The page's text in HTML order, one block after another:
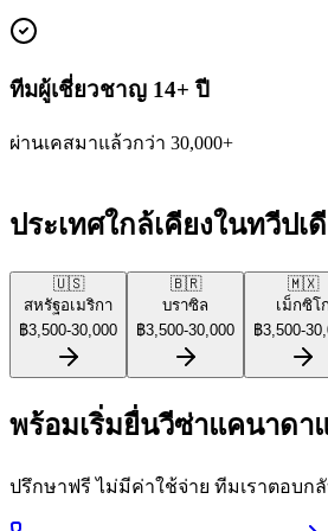
ทีมผู้เชี่ยวชาญ 14+ ปี
ผ่านเคสมาแล้วกว่า 30,000+
ประเทศใกล้เคียงในทวีปเ
🇺🇸
สหรัฐอเมริกา
฿3,500-30,000
🇧🇷
บราซิล
฿3,500-30,000
🇲🇽
เม็กซิโก
฿3,500-
พร้อมเริ่มยื่นวีซ่าแคนาดา
ปรึกษาฟรี ไม่มีค่าใช้จ่าย ทีมเราตอบก